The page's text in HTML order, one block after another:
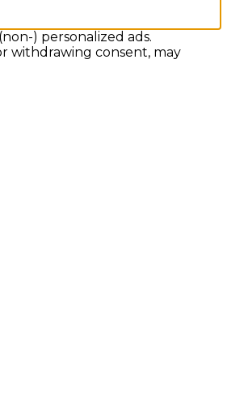
) personalized ads.
withdrawing consent, may